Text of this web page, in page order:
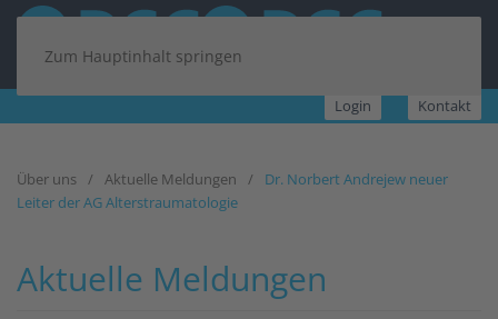
Zum Hauptinhalt springen
Login Kontakt
Über uns Aktuelle Meldungen
Dr. Norbert Andrejew neuer
Leiter der AG Alterstraumatologie
Aktuelle Meldungen